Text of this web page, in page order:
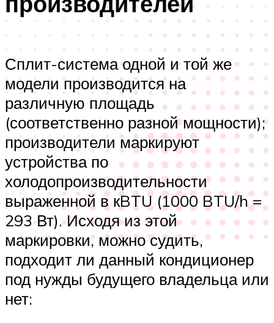
Сплит-система одной и той же
модели производится на
различную площадь
(соответственно разной мощности);
производители маркируют
устройства по
холодопроизводительности
выраженной в кBTU (1000 BTU/h =
293 Вт). Исходя из этой
маркировки, можно судить,
подходит ли данный кондиционер
под нужды будущего владельца или
нет: